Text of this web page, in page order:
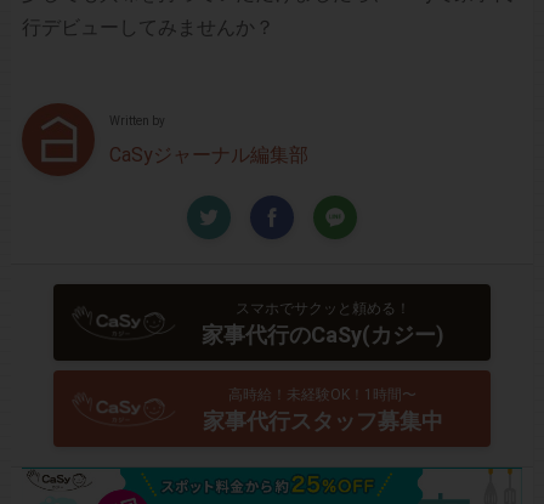
行デビューしてみませんか？
Written by
CaSyジャーナル編集部
スマホでサクッと頼める！
家事代行のCaSy(カジー)
高時給！未経験OK！1時間〜
家事代行スタッフ募集中